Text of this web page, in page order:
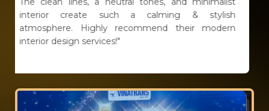
& stylish
their modern
eget turpis blandit vulputate. Donec
justo...."